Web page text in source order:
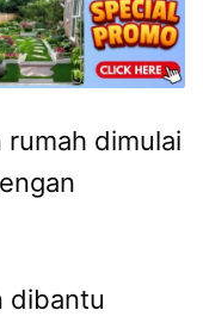
dimulai
dibantu